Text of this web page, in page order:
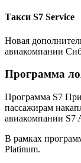
Такси S7 Service
Новая
авиакомпании
Программа
Программа S7
пассажирам
авиакомпании S7
В рамках
Platinum.